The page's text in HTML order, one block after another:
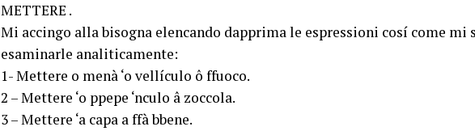
METTERE .
Mi accingo alla bisogna elencando dapprima le espressioni cosí come mi
esaminarle analiticamente:
1- Mettere o menà ‘o vellículo ô ffuoco.
2 – Mettere ‘o ppepe ‘nculo â zoccola.
3 – Mettere ‘a capa a ffà bbene.